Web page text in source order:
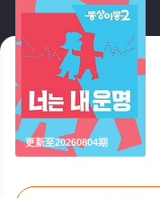
更新至20260804期